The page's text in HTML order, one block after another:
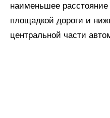
наименьшее
площадкой дороги и
центральной части